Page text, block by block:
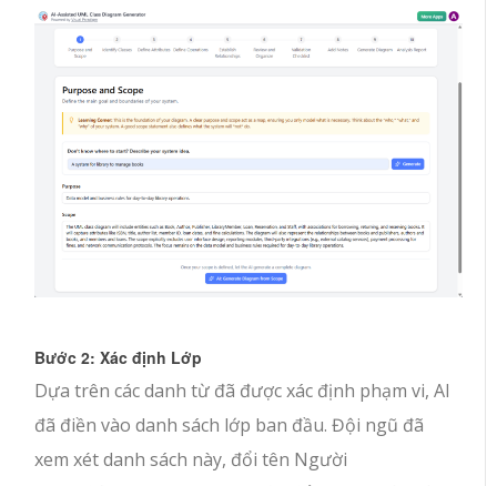
Bước 2: Xác định Lớp
Dựa trên các danh từ đã được xác định phạm vi, AI
đã điền vào danh sách lớp ban đầu. Đội ngũ đã
xem xét danh sách này, đổi tên Người